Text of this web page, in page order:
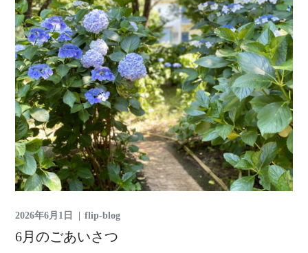
2026年6月1日 flip-blog
6月のごあいさつ